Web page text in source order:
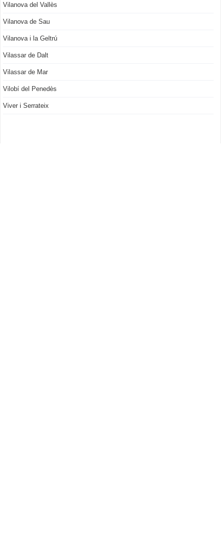
Vilanova del Vallès
Vilanova de Sau
Vilanova i la Geltrú
Vilassar de Dalt
Vilassar de Mar
Vilobí del Penedès
Viver i Serrateix